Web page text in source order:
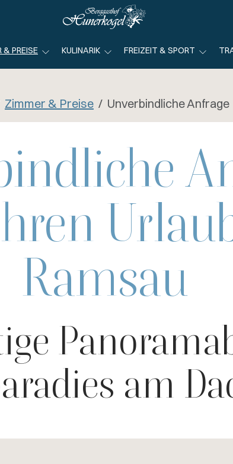
& PREISE KULINARIK FREIZEIT & SPORT
Zimmer & Preise Unverbindliche Anfrage
Ramsau
am